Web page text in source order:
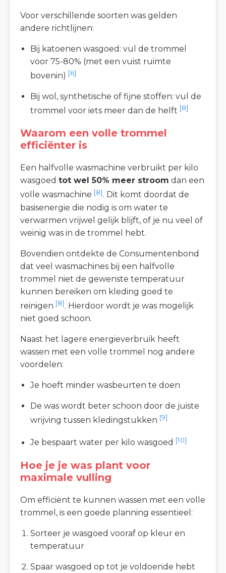
Voor verschillende soorten was gelden
andere richtlijnen:
Bij katoenen wasgoed: vul de trommel
voor 75-80% (met een vuist ruimte
bovenin) [6]
Bij wol, synthetische of fijne stoffen: vul de
trommel voor iets meer dan de helft [8]
Waarom een volle trommel
efficiënter is
Een halfvolle wasmachine verbruikt per kilo
wasgoed tot wel 50% meer stroom dan een
volle wasmachine [8]. Dit komt doordat de
basisenergie die nodig is om water te
verwarmen vrijwel gelijk blijft, of je nu veel of
weinig was in de trommel hebt.
Bovendien ontdekte de Consumentenbond
dat veel wasmachines bij een halfvolle
trommel niet de gewenste temperatuur
kunnen bereiken om kleding goed te
reinigen [8]. Hierdoor wordt je was mogelijk
niet goed schoon.
Naast het lagere energieverbruik heeft
wassen met een volle trommel nog andere
voordelen:
Je hoeft minder wasbeurten te doen
De was wordt beter schoon door de juiste
wrijving tussen kledingstukken [9]
Je bespaart water per kilo wasgoed [10]
Hoe je je was plant voor
maximale vulling
Om efficiënt te kunnen wassen met een volle
trommel, is een goede planning essentieel:
Sorteer je wasgoed vooraf op kleur en
temperatuur
Spaar wasgoed op tot je voldoende hebt